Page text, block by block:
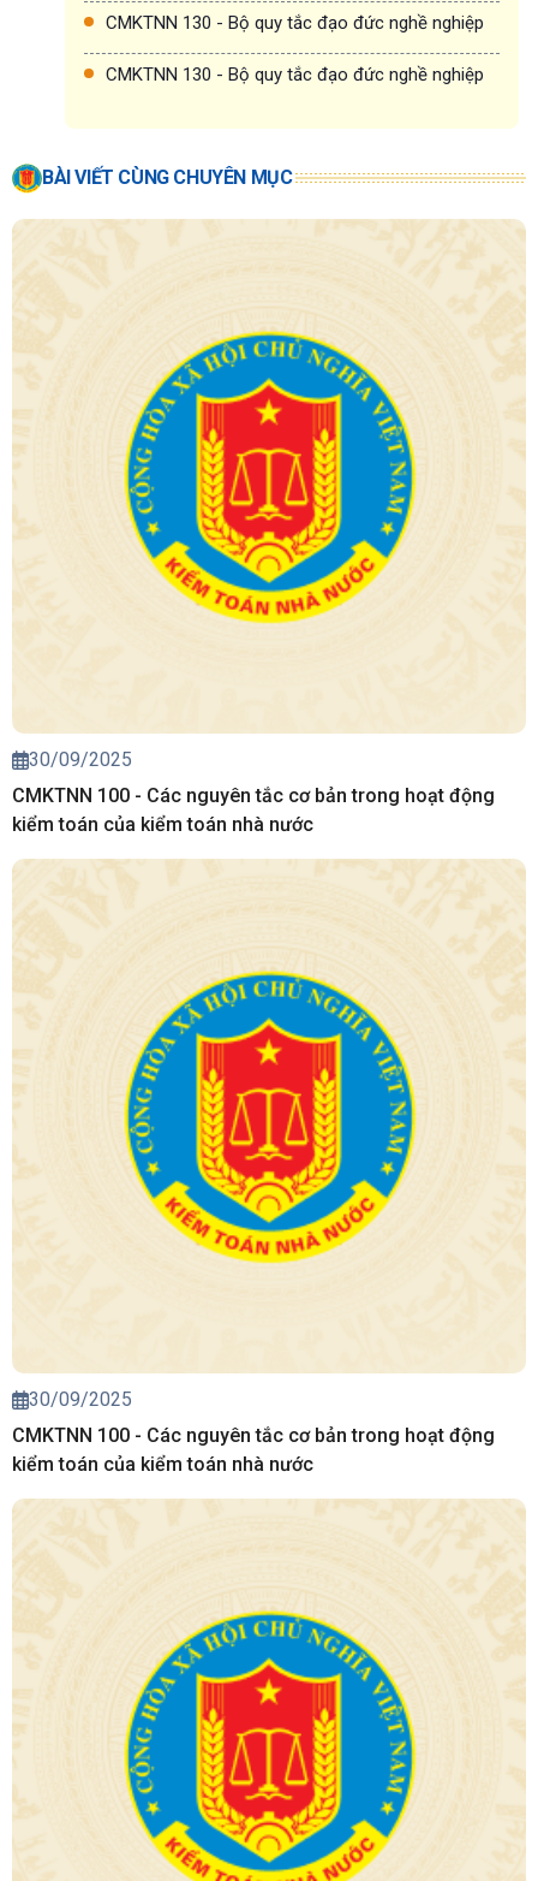
CMKTNN 130 - Bộ quy tắc đạo đức nghề nghiệp
CMKTNN 130 - Bộ quy tắc đạo đức nghề nghiệp
BÀI VIẾT CÙNG CHUYÊN MỤC
30/09/2025
CMKTNN 100 - Các nguyên tắc cơ bản trong hoạt động
kiểm toán của kiểm toán nhà nước
30/09/2025
CMKTNN 100 - Các nguyên tắc cơ bản trong hoạt động
kiểm toán của kiểm toán nhà nước